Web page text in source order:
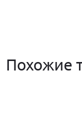
Похожие